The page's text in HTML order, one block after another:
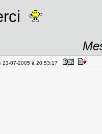
23-07-2005 à 20:53:17